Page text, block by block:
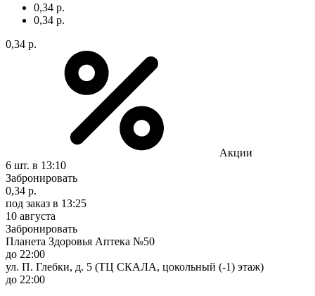
0,34 р.
0,34 р.
0,34 р.
Акции
6 шт. в 13:10
Забронировать
0,34 р.
под заказ в 13:25
10 августа
Забронировать
Планета Здоровья Аптека №50
до 22:00
ул. П. Глебки, д. 5 (ТЦ СКАЛА, цокольный (-1) этаж)
до 22:00